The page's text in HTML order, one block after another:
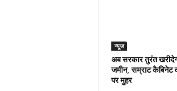
न्यूज
अब सरकार तुरंत
जमीन, सम्राट कैबिनेट
पर मुहर